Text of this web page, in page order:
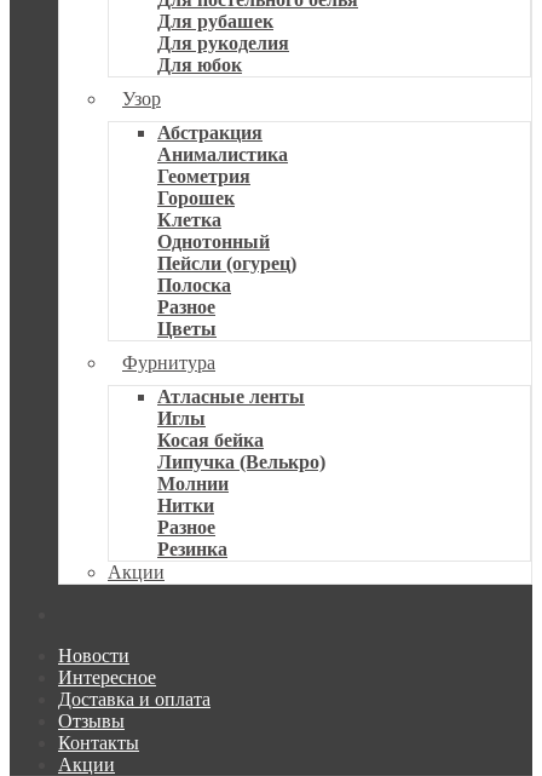
Для рубашек
Для рукоделия
Для юбок
Узор
Абстракция
Анималистика
Геометрия
Горошек
Клетка
Однотонный
Пейсли (огурец)
Полоска
Разное
Цветы
Фурнитура
Атласные ленты
Иглы
Косая бейка
Липучка (Велькро)
Молнии
Нитки
Разное
Резинка
Акции
Новости
Интересное
Доставка и оплата
Отзывы
Контакты
Акции